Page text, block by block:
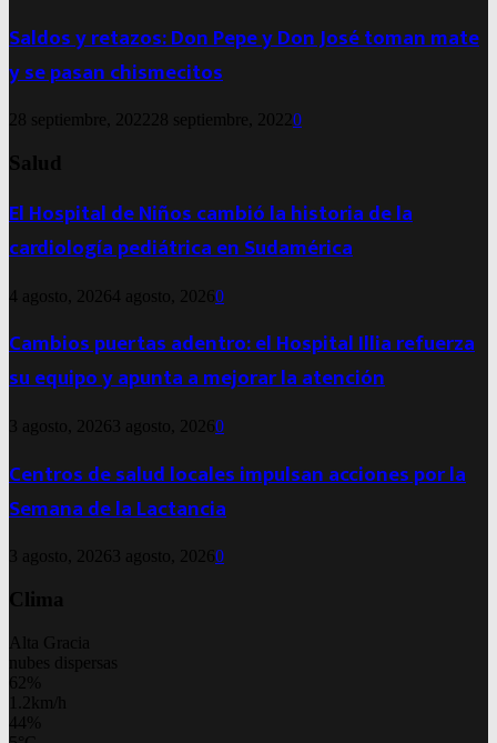
Saldos y retazos: Don Pepe y Don José toman mate
y se pasan chismecitos
28 septiembre, 202228 septiembre, 20220
Salud
El Hospital de Niños cambió la historia de la
cardiología pediátrica en Sudamérica
4 agosto, 20264 agosto, 20260
Cambios puertas adentro: el Hospital Illia refuerza
su equipo y apunta a mejorar la atención
3 agosto, 2026 3 agosto, 20260
Centros de salud locales impulsan acciones por la
Semana de la Lactancia
3 agosto, 2026 3 agosto, 20260
Clima
Alta Gracia
nubes dispersas
62%
1.2km/h
44%